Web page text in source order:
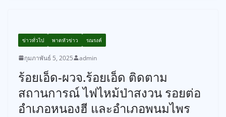
ข่าวทั่วไป พาดหัวข่าว รณรงค์
กุมภาพันธ์ 5, 2025 admin
ร้อยเอ็ด-ผวจ.ร้อยเอ็ด ติดตาม
สถานการณ์ ไฟไหม้ป่าสงวน รอยต่อ
อำเภอหนองฮี และอำเภอพนมไพร